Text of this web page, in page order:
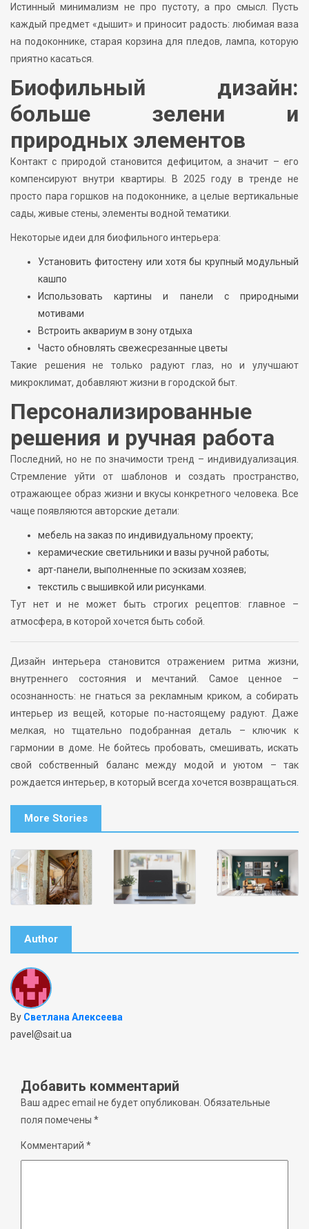
Истинный минимализм не про пустоту, а про смысл. Пусть
каждый предмет «дышит» и приносит радость: любимая ваза
на подоконнике, старая корзина для пледов, лампа, которую
приятно касаться.
Биофильный дизайн:
больше зелени и
природных элементов
Контакт с природой становится дефицитом, а значит – его
компенсируют внутри квартиры. В 2025 году в тренде не
просто пара горшков на подоконнике, а целые вертикальные
сады, живые стены, элементы водной тематики.
Некоторые идеи для биофильного интерьера:
Установить фитостену или хотя бы крупный модульный
кашпо
Использовать картины и панели с природными
мотивами
Встроить аквариум в зону отдыха
Часто обновлять свежесрезанные цветы
Такие решения не только радуют глаз, но и улучшают
микроклимат, добавляют жизни в городской быт.
Персонализированные
решения и ручная работа
Последний, но не по значимости тренд – индивидуализация.
Стремление уйти от шаблонов и создать пространство,
отражающее образ жизни и вкусы конкретного человека. Все
чаще появляются авторские детали:
мебель на заказ по индивидуальному проекту;
керамические светильники и вазы ручной работы;
арт-панели, выполненные по эскизам хозяев;
текстиль с вышивкой или рисунками.
Тут нет и не может быть строгих рецептов: главное –
атмосфера, в которой хочется быть собой.
Дизайн интерьера становится отражением ритма жизни,
внутреннего состояния и мечтаний. Самое ценное –
осознанность: не гнаться за рекламным криком, а собирать
интерьер из вещей, которые по-настоящему радуют. Даже
мелкая, но тщательно подобранная деталь – ключик к
гармонии в доме. Не бойтесь пробовать, смешивать, искать
свой собственный баланс между модой и уютом – так
рождается интерьер, в который всегда хочется возвращаться.
More Stories
Author
By Светлана Алексеева
pavel@sait.ua
Добавить комментарий
Ваш адрес email не будет опубликован. Обязательные
поля помечены *
Комментарий *